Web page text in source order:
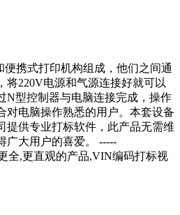
携式打印机构组成，他们之间通
将220V电源和气源连接好就可以
N型控制器与电脑连接完成，操作
对电脑操作熟悉的用户。本套设备
提供专业打标软件，此产品无需维
广大用户的喜爱。 -----
,更直观的产品,VIN编码打标视